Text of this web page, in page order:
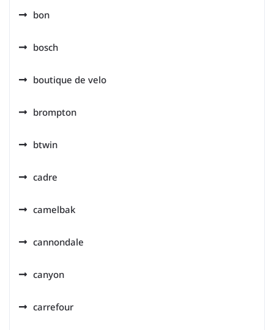
bon
bosch
boutique de velo
brompton
btwin
cadre
camelbak
cannondale
canyon
carrefour